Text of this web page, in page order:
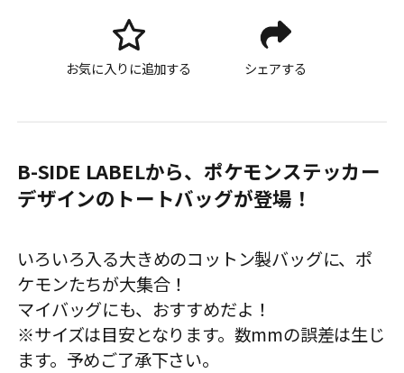
お気に入りに追加する シェアする
B-SIDE LABELから、ポケモンステッカー
デザインのトートバッグが登場！
いろいろ入る大きめのコットン製バッグに、ポ
ケモンたちが大集合！
マイバッグにも、おすすめだよ！
※サイズは目安となります。数mmの誤差は生じ
ます。予めご了承下さい。